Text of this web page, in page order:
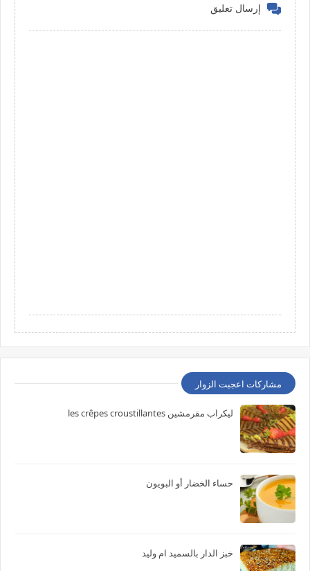
إرسال تعليق
مشاركات اعجبت الزوار
ليكراب مقرمشين les crêpes croustillantes
حساء الخضار أو البويون
خبز الدار بالسميد ام وليد